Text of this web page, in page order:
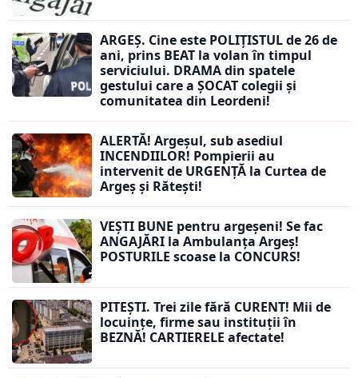
ARGEȘ. Cine este POLIȚISTUL de 26 de
ani, prins BEAT la volan în timpul
serviciului. DRAMA din spatele
gestului care a ȘOCAT colegii și
comunitatea din Leordeni!
ALERTĂ! Argeșul, sub asediul
INCENDIILOR! Pompierii au
intervenit de URGENȚĂ la Curtea de
Argeș și Rătești!
VEȘTI BUNE pentru argeșeni! Se fac
ANGAJĂRI la Ambulanța Argeș!
POSTURILE scoase la CONCURS!
PITEȘTI. Trei zile fără CURENT! Mii de
locuințe, firme sau instituții în
BEZNĂ! CARTIERELE afectate!